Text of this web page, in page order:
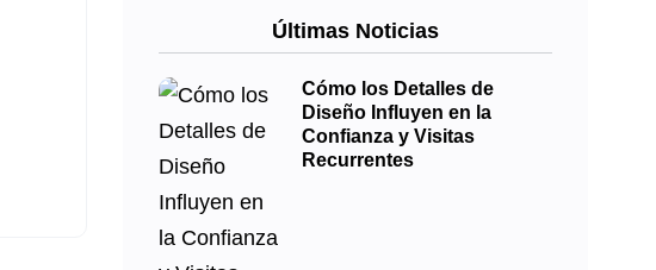
Últimas Noticias
Cómo los Detalles de
Diseño Influyen en la
Confianza y Visitas
Recurrentes